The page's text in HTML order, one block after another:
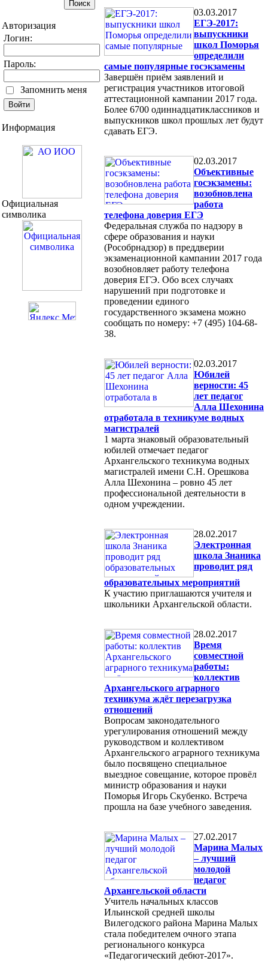
Авторизация
Логин:
Пароль:
Запомнить меня
Информация
Официальная
символика
03.03.2017
ЕГЭ-2017:
выпускники
школ Поморья
определили
самые популярные госэкзамены
Завершён приём заявлений и
регистрация участников итоговой
аттестационной кампании 2017 года.
Более 6700 одиннадцатиклассников и
выпускников школ прошлых лет будут
сдавать ЕГЭ.
02.03.2017
Объективные
госэкзамены:
возобновлена
работа
телефона доверия ЕГЭ
Федеральная служба по надзору в
сфере образования и науки
(Рособрнадзор) в преддверии
экзаменационной кампании 2017 года
возобновляет работу телефона
доверия ЕГЭ. Обо всех случаях
нарушений при подготовке и
проведении единого
государственного экзамена можно
сообщать по номеру: +7 (495) 104-68-
38.
02.03.2017
Юбилей
верности: 45
лет педагог
Алла Шехонина
отработала в техникуме водных
магистралей
1 марта знаковый образовательный
юбилей отмечает педагог
Архангельского техникума водных
магистралей имени С.Н. Орешкова
Алла Шехонина – ровно 45 лет
профессиональной деятельности в
одном учреждении.
28.02.2017
Электронная
школа Знаника
проводит ряд
образовательных мероприятий
К участию приглашаются учителя и
школьники Архангельской области.
28.02.2017
Время
совместной
работы:
коллектив
Архангельского аграрного
техникума ждёт перезагрузка
отношений
Вопросам законодательного
урегулирования отношений между
руководством и коллективом
Архангельского аграрного техникума
было посвящено специальное
выездное совещание, которое провёл
министр образования и науки
Поморья Игорь Скубенко. Встреча
прошла на базе учебного заведения.
27.02.2017
Марина Малых
– лучший
молодой
педагог
Архангельской области
Учитель начальных классов
Ильинской средней школы
Вилегодского района Марина Малых
стала победителем очного этапа
регионального конкурса
«Педагогический дебют-2017».